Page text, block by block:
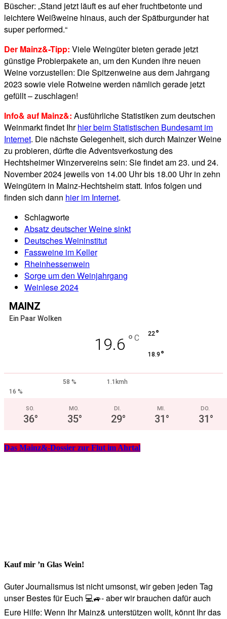
Büscher: „Stand jetzt läuft es auf eher fruchtbetonte und
leichtere Weißweine hinaus, auch der Spätburgunder hat
super performed.“
Der Mainz&-Tipp: Viele Weingüter bieten gerade jetzt
günstige Probierpakete an, um den Kunden ihre neuen
Weine vorzustellen: Die Spitzenweine aus dem Jahrgang
2023 sowie viele Rotweine werden nämlich gerade jetzt
gefüllt – zuschlagen!
Info& auf Mainz&: Ausführliche Statistiken zum deutschen
Weinmarkt findet Ihrhier beim Statistischen Bundesamt im
Internet. Die nächste Gelegenheit, sich durch Mainzer Weine
zu probieren, dürfte die Adventsverkostung des
Hechtsheimer Winzervereins sein: Sie findet am 23. und 24.
November 2024 jeweils von 14.00 Uhr bis 18.00 Uhr in zehn
Weingütern in Mainz-Hechtsheim statt. Infos folgen und
finden sich dann hier im Internet.
Schlagworte
Absatz deutscher Weine sinkt
Deutsches Weininstitut
Fassweine im Keller
Rheinhessenwein
Sorge um den Weinjahrgang
Weinlese 2024
MAINZ
Ein Paar Wolken
19.6 ° C 22°
18.9 °
58 %
1.1kmh
16 %
SO.
36°
MO.
35°
DI.
29°
MI.
31°
DO.
31°
Das Mainz&-Dossier zur Flut im Ahrtal
Kauf mir ’n Glas Wein!
Guter Journalismus ist nicht umsonst, wir geben jeden Tag
unser Bestes für Euch 💻🚙- aber wir brauchen dafür auch
Eure Hilfe: Wenn Ihr Mainz& unterstützen wollt, könnt Ihr das